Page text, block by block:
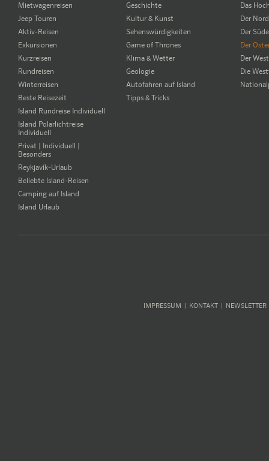
Mietwagenreisen
Jeep Touren
Aktiv-Reisen
Exkursionen
Kurzreisen
Rundreisen
Winterreisen
Beste Reisezeit
Island Rundreise Individuell
Island Polarlichtreise
Individuell
Privat | Individuell |
Besonders
Reykjavík-Urlaub
Beliebte Island-Reisen
Camping auf Island
Island Urlaub
Geschichte
Kultur & Kunst
Sehenswürdigkeiten
Game of Thrones
Klima & Wetter
Geologie
Autofahren auf Island
Tipps & Tricks
Das
Der
Der
Der
Der
Die
IMPRESSUM KONTAKT NEWSLETTER